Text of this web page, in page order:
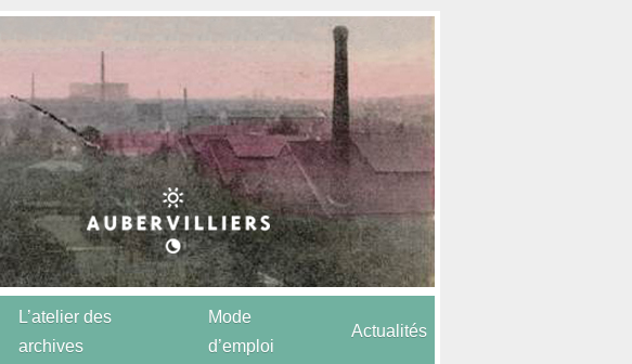
L’atelier des
archives
Mode
d’emploi
Actualités